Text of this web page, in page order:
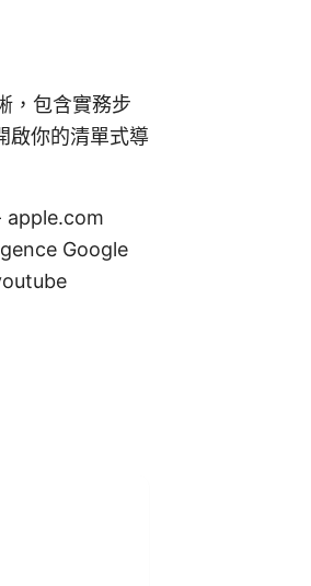
，包含實務步
啟你的清單式導
apple.com
Google